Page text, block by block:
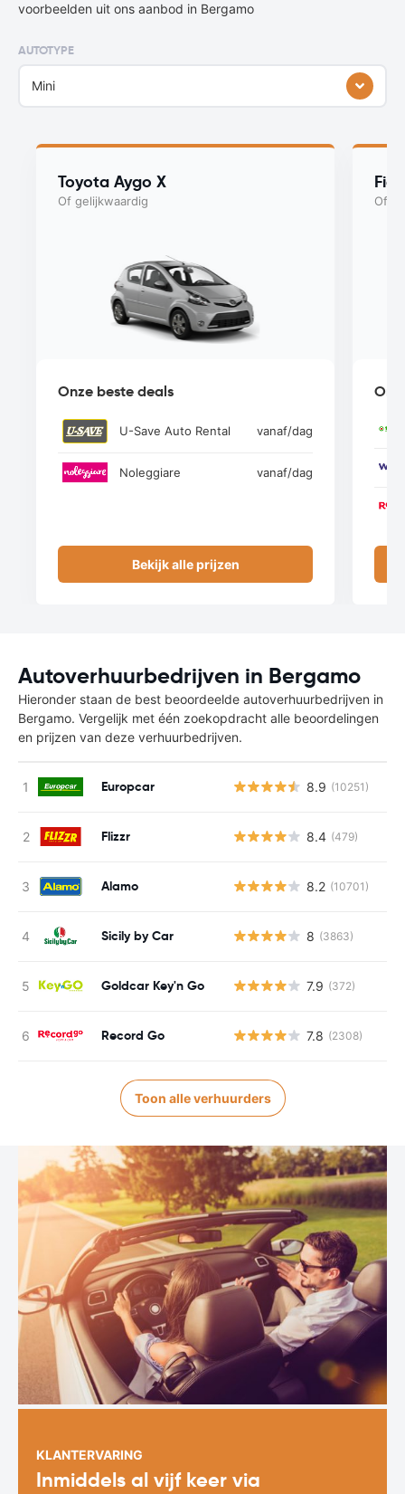
voorbeelden uit ons aanbod in Bergamo
AUTOTYPE
Mini
Toyota Aygo X
Of gelijkwaardig
Onze beste deals
U-Save Auto Rental vanaf/dag
Noleggiare vanaf/dag
Bekijk alle prijzen
Of
Autoverhuurbedrijven in Bergamo
Hieronder staan de best beoordeelde autoverhuurbedrijven in
Bergamo. Vergelijk met één zoekopdracht alle beoordelingen
en prijzen van deze verhuurbedrijven.
Europcar 8.9 (10251)
Flizzr 8.4 (479)
Alamo 8.2 (10701)
Sicily by Car 8 (3863)
Goldcar Key'n Go 7.9 (372)
Record Go 7.8 (2308)
Toon alle verhuurders
KLANTERVARING
Inmiddels al vijf keer via